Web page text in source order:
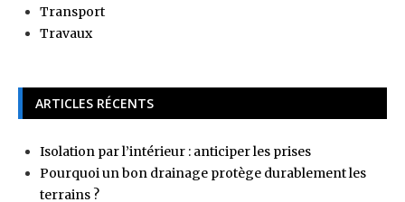
Transport
Travaux
ARTICLES RÉCENTS
Isolation par l’intérieur : anticiper les prises
Pourquoi un bon drainage protège durablement les
terrains ?